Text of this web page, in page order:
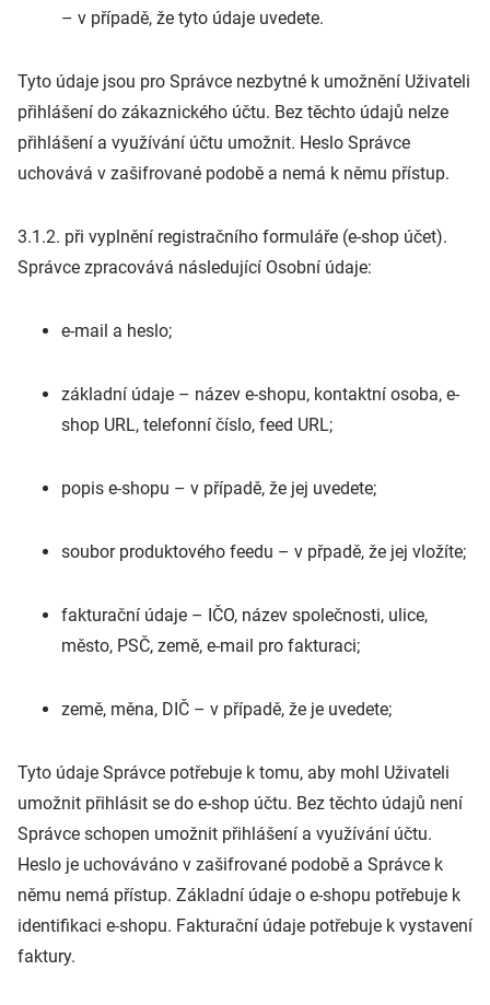
– v případě, že tyto údaje uvedete.
Tyto údaje jsou pro Správce nezbytné k umožnění Uživateli
přihlášení do zákaznického účtu. Bez těchto údajů nelze
přihlášení a využívání účtu umožnit. Heslo Správce
uchovává v zašifrované podobě a nemá k němu přístup.
3.1.2. při vyplnění registračního formuláře (e-shop účet).
Správce zpracovává následující Osobní údaje:
e-mail a heslo;
základní údaje – název e-shopu, kontaktní osoba, e-
shop URL, telefonní číslo, feed URL;
popis e-shopu – v případě, že jej uvedete;
soubor produktového feedu – v přpadě, že jej vložíte;
fakturační údaje – IČO, název společnosti, ulice,
město, PSČ, země, e-mail pro fakturaci;
země, měna, DIČ – v případě, že je uvedete;
Tyto údaje Správce potřebuje k tomu, aby mohl Uživateli
umožnit přihlásit se do e-shop účtu. Bez těchto údajů není
Správce schopen umožnit přihlášení a využívání účtu.
Heslo je uchováváno v zašifrované podobě a Správce k
němu nemá přístup. Základní údaje o e-shopu potřebuje k
identifikaci e-shopu. Fakturační údaje potřebuje k vystavení
faktury.